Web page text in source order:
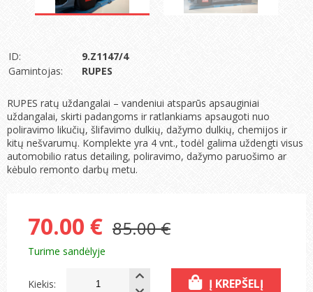
ID:
9.Z1147/4
Gamintojas:
RUPES
RUPES ratų uždangalai – vandeniui atsparūs apsauginiai
uždangalai, skirti padangoms ir ratlankiams apsaugoti nuo
poliravimo likučių, šlifavimo dulkių, dažymo dulkių, chemijos ir
kitų nešvarumų. Komplekte yra 4 vnt., todėl galima uždengti visus
automobilio ratus detailing, poliravimo, dažymo paruošimo ar
kėbulo remonto darbų metu.
70.00 € 85.00 €
Turime sandėlyje
Kiekis: Į KREPŠELĮ